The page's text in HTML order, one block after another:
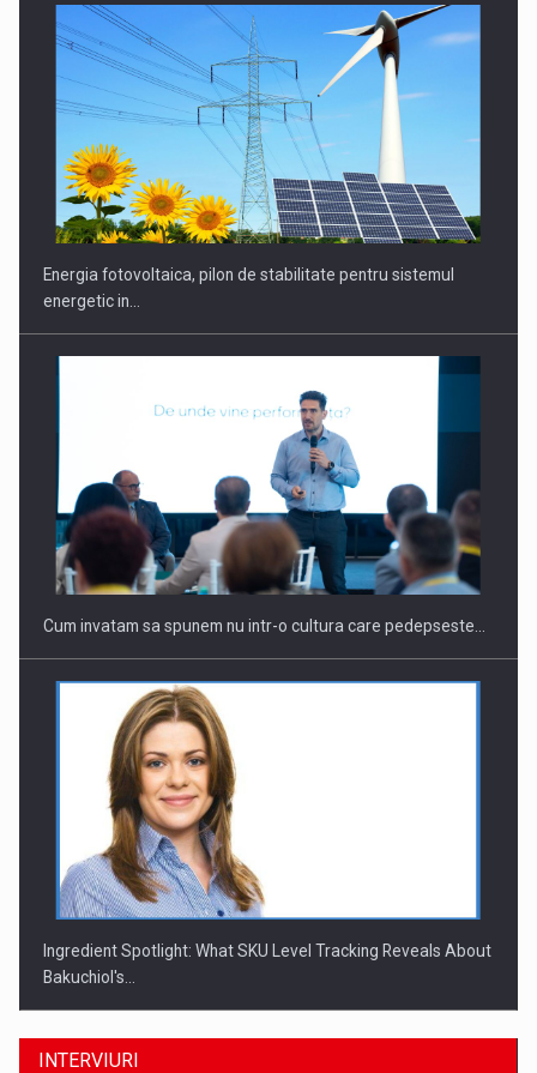
CEO Conference - Shaping The Future - Technology and…
Webinar - Business Evolution-RETHINK STRATEGY-Finantare
Investitii Digitalizare
Energia fotovoltaica, pilon de stabilitate pentru sistemul
energetic in…
Cum invatam sa spunem nu intr-o cultura care pedepseste…
Ingredient Spotlight: What SKU Level Tracking Reveals About
Bakuchiol's…
INTERVIURI